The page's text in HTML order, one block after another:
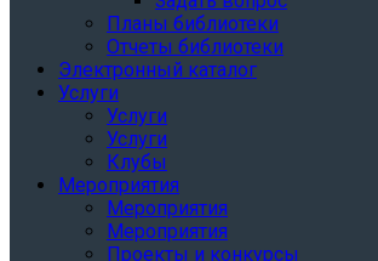
Планы библиотеки
Отчеты библиотеки
Электронный каталог
Услуги
Услуги
Услуги
Клубы
Мероприятия
Мероприятия
Мероприятия
Проекты и конкурсы